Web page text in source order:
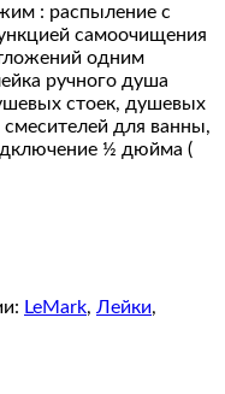
: распыление с
самоочищения
одним
ручного душа
стоек, душевых
для ванны,
½ дюйма (
LeMark, Лейки,